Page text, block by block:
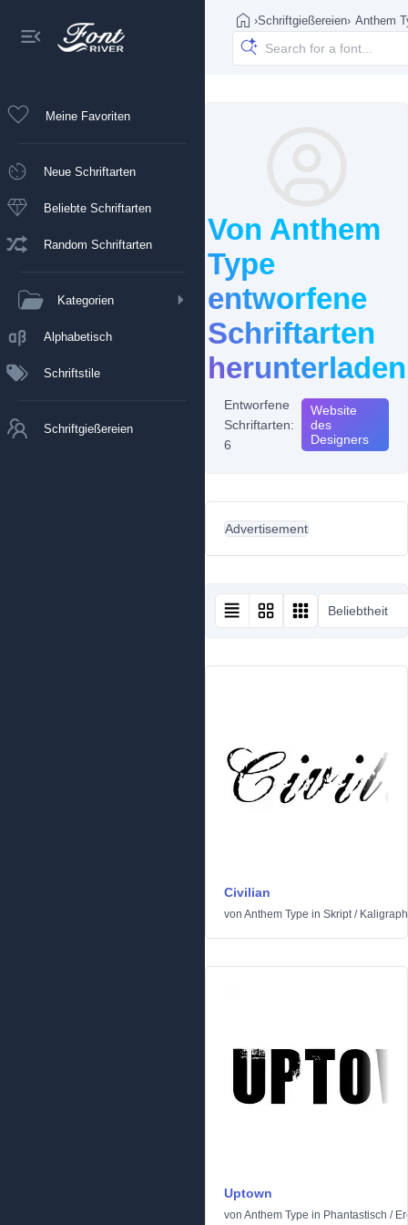
Meine Favoriten
Neue Schriftarten
Beliebte Schriftarten
Random Schriftarten
Kategorien
Alphabetisch
Schriftstile
Schriftgießereien
›Schriftgießereien› Anthem
Von Anthem
Type
entworfene
Schriftarten
herunterladen
Entworfene
Schriftarten:
6
Website
des
Designers
Advertisement
Beliebtheit
Civilian
von Anthem Type in Skript/
Uptown
von Anthem Type in Phantastisch /